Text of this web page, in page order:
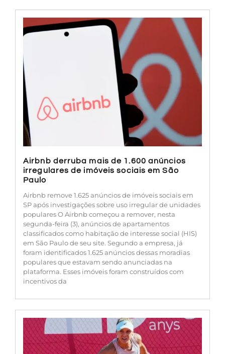
Airbnb derruba mais de 1.600 anúncios
irregulares de imóveis sociais em São
Paulo
Airbnb remove 1.625 anúncios de imóveis sociais em
SP após investigações sobre uso irregular de unidades
populares O Airbnb começou a remover, nesta
segunda-feira (3), anúncios de apartamentos
classificados como habitação de interesse social (HIS)
em São Paulo de seu site. Segundo a empresa, já
foram identificados 1.625 anúncios dessas moradias
populares que estavam sendo anunciadas na
plataforma. Esses imóveis foram construídos com
incentivos da